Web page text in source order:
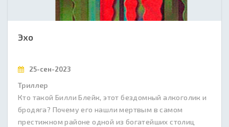
Эхо
25-сен-2023
Триллер
Кто такой Билли Блейк, этот бездомный алкоголик и
бродяга? Почему его нашли мертвым в самом
престижном районе одной из богатейших столиц